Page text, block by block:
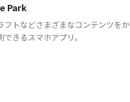
Park
フトなどさまざまなコンテンツをか
きるスマホアプリ。